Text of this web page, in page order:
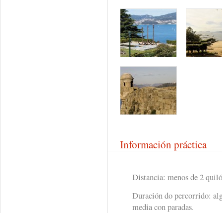
Información práctica
Distancia: menos de 2
Duración do percorrido:
media con paradas.